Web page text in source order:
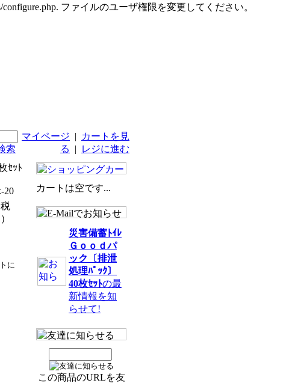
ファイルのユーザ権限を変更してください。
索
マイページ |
カートを見
る
| レジに進む
ｾｯﾄ
20
税
カートは空です...
災害備蓄ﾄｲﾚ
Ｇｏｏｄパ
ック〔排泄
処理ﾊﾟｯｸ〕
40枚ｾｯﾄの最
新情報を知
らせて!
この商品のURLを友